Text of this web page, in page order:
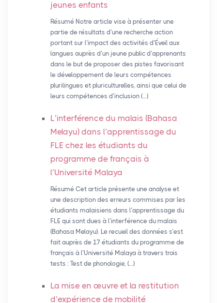
jeunes enfants
Résumé Notre article vise à présenter une
partie de résultats d’une recherche action
portant sur l’impact des activités d’Éveil aux
langues auprès d’un jeune public d’apprenants
dans le but de proposer des pistes favorisant
le développement de leurs compétences
plurilingues et pluriculturelles, ainsi que celui de
leurs compétences d’inclusion (…)
L’interférence du malais (Bahasa
Melayu) dans l’apprentissage du
FLE chez les étudiants du
programme de français à
l’Université Malaya
Résumé Cet article présente une analyse et
une description des erreurs commises par les
étudiants malaisiens dans l’apprentissage du
FLE qui sont dues à l’interférence du malais
(Bahasa Melayu). Le recueil des données s’est
fait auprès de 17 étudiants du programme de
français à l’Université Malaya à travers trois
tests : Test de phonologie, (…)
La mise en œuvre et la restitution
d’expérience de mobilité